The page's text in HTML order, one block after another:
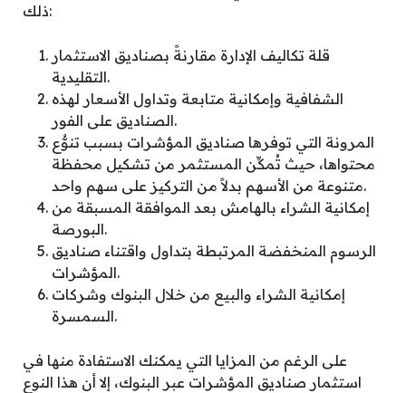
ذلك:
قلة تكاليف الإدارة مقارنةً بصناديق الاستثمار
التقليدية.
الشفافية وإمكانية متابعة وتداول الأسعار لهذه
الصناديق على الفور.
المرونة التي توفرها صناديق المؤشرات بسبب تنوُّع
محتواها، حيث تُمكِّن المستثمر من تشكيل محفظة
متنوعة من الأسهم بدلاً من التركيز على سهم واحد.
إمكانية الشراء بالهامش بعد الموافقة المسبقة من
البورصة.
الرسوم المنخفضة المرتبطة بتداول واقتناء صناديق
المؤشرات.
إمكانية الشراء والبيع من خلال البنوك وشركات
السمسرة.
على الرغم من المزايا التي يمكنك الاستفادة منها في
استثمار صناديق المؤشرات عبر البنوك، إلا أن هذا النوع